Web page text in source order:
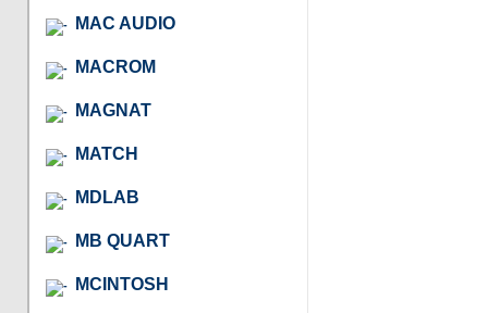
MAC AUDIO
MACROM
MAGNAT
MATCH
MDLAB
MB QUART
MCINTOSH